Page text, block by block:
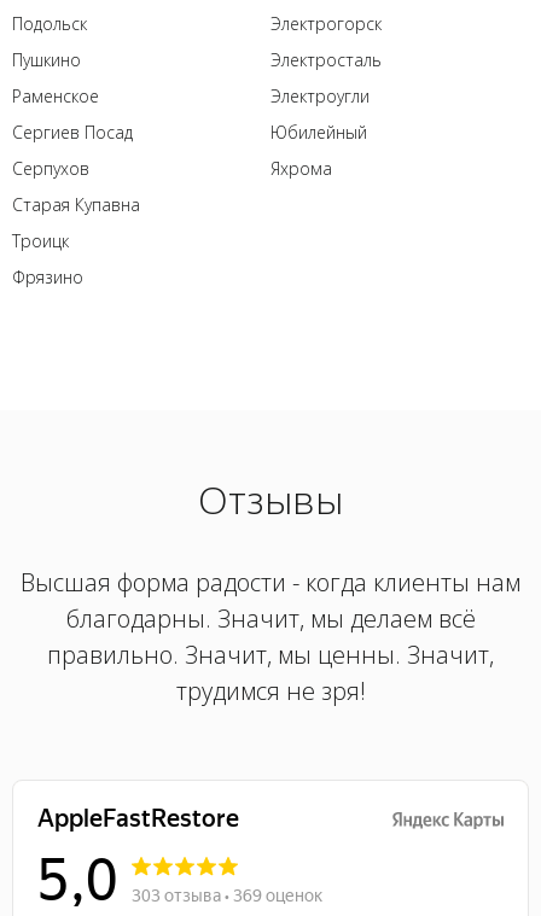
Подольск
Пушкино
Раменское
Сергиев Посад
Серпухов
Старая Купавна
Троицк
Фрязино
Электрогорск
Электросталь
Электроугли
Юбилейный
Яхрома
Отзывы
Высшая форма радости - когда клиенты нам
благодарны. Значит, мы делаем всё
правильно. Значит, мы ценны. Значит,
трудимся не зря!